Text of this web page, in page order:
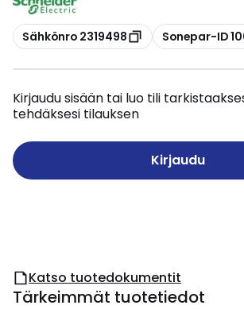
Kopioi
Sähkönro 2319498 Kopioi
Sonepar-ID
Kirjaudu sisään tai luo tili
tehdäksesi tilauksen
Kirjaudu
Katso tuotedokumentit
Tärkeimmät tuotetiedot